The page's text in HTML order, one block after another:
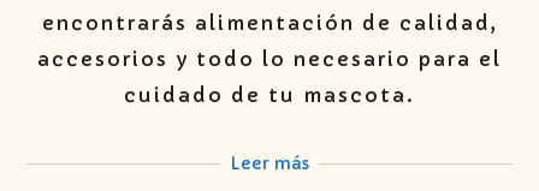
encontrarás alimentación de calidad,
accesorios y todo lo necesario para el
cuidado de tu mascota.
Leer más